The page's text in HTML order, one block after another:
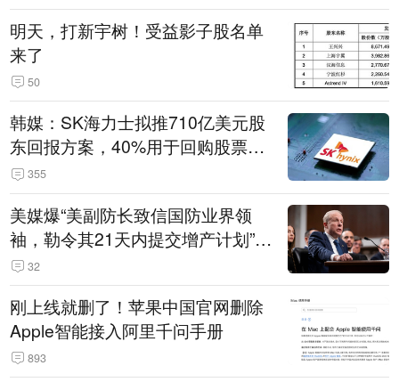
明天，打新宇树！受益影子股名单
来了
50
韩媒：SK海力士拟推710亿美元股
东回报方案，40%用于回购股票，
相当于美股发行规模
355
美媒爆“美副防长致信国防业界领
袖，勒令其21天内提交增产计划”，
五角大楼回应
32
刚上线就删了！苹果中国官网删除
Apple智能接入阿里千问手册
893